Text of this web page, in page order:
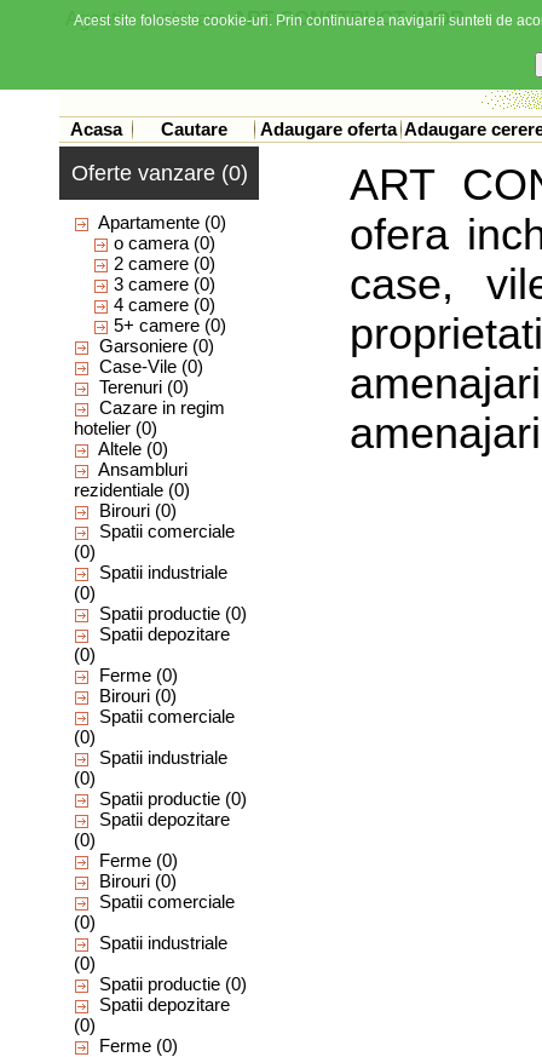
Agentia imobiliaraART CONSTRUCT IMOB
Acasa Cautare Adaugare oferta Adaugare
Oferte vanzare (0)
Apartamente (0)
o camera (0)
2 camere (0)
3 camere (0)
4 camere (0)
5+ camere (0)
Garsoniere (0)
Case-Vile (0)
Terenuri (0)
Cazare in regim
hotelier (0)
Altele (0)
Ansambluri
rezidentiale (0)
Birouri (0)
Spatii comerciale
(0)
Spatii industriale
(0)
Spatii productie (0)
Spatii depozitare
(0)
Ferme (0)
Birouri (0)
Spatii comerciale
(0)
Spatii industriale
(0)
Spatii productie (0)
Spatii depozitare
(0)
Ferme (0)
Birouri (0)
Spatii comerciale
(0)
Spatii industriale
(0)
Spatii productie (0)
Spatii depozitare
(0)
Ferme (0)
ART
ofera
case,
Acest site foloseste cookie-uri. Prin continuarea navigarii sunteti de